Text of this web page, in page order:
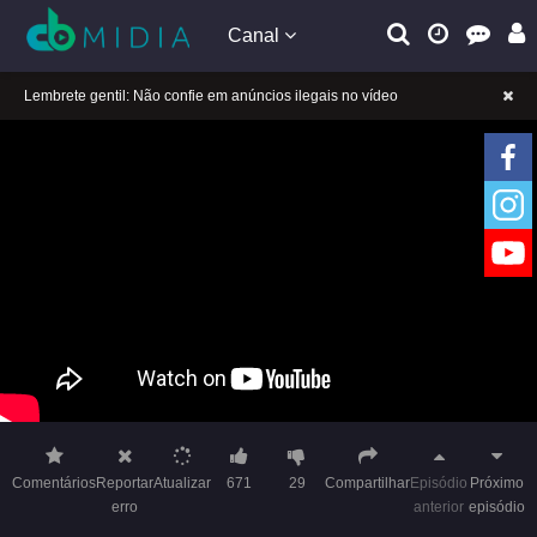
Canal
A tocar：Muqiling 2 Legenda Pt Br-01
ComentáriosReportar
erro
Atualizar 671 29 CompartilharEpisódio
anterior
Próximo
episódio